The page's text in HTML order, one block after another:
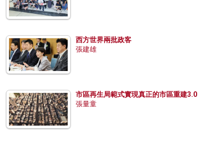
西方世界兩批政客
張建雄
市區再生局範式實現真正的市區重建3.0
張量童